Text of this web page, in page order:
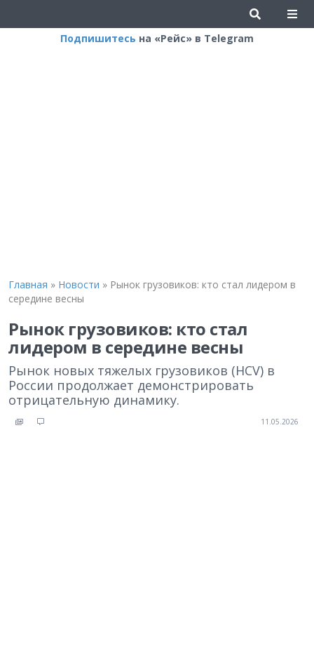
Подпишитесь на «Рейс» в Telegram
Главная » Новости » Рынок грузовиков: кто стал лидером в
середине весны
Рынок грузовиков: кто стал
лидером в середине весны
Рынок новых тяжелых грузовиков (HCV) в
России продолжает демонстрировать
отрицательную динамику.
11.05.2026